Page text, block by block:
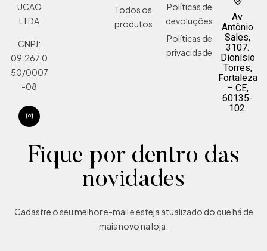
UCAO
LTDA
CNPJ:
09.267.0
50/0007
-08
Todos os
produtos
Políticas de
devoluções
Políticas de
privacidade
Av.
Antônio
Sales,
3107.
Dionísio
Torres,
Fortaleza
– CE,
60135-
102.
Fique por dentro das
novidades
Cadastre o seu melhor e-mail e esteja atualizado do que há de
mais novo na loja.